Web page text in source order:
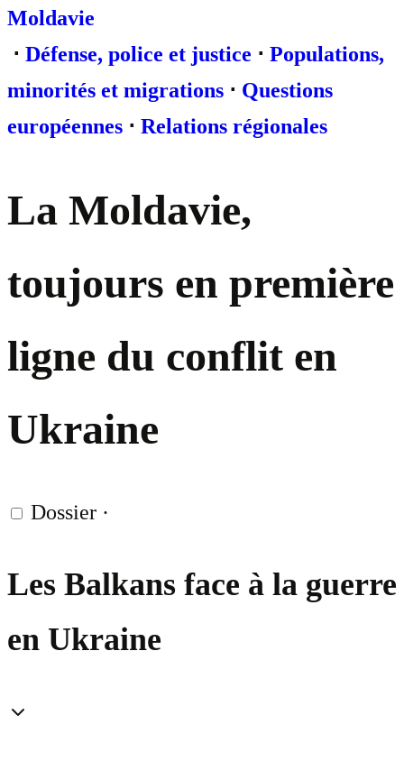
Moldavie
⋅ Défense, police et justice ⋅ Populations,
minorités et migrations ⋅ Questions
européennes ⋅ Relations régionales
La Moldavie,
toujours en première
ligne du conflit en
Ukraine
Dossier ·
Les Balkans face à la guerre
en Ukraine